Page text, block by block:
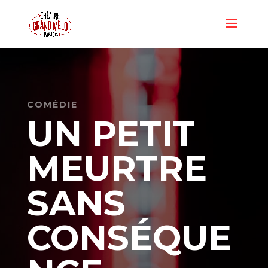
COMÉDIE
UN PETIT
MEURTRE
SANS
CONSÉQUE